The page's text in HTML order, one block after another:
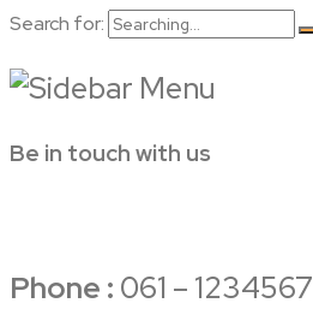
Search for:
Be in touch with us
Phone : 061 – 1234567